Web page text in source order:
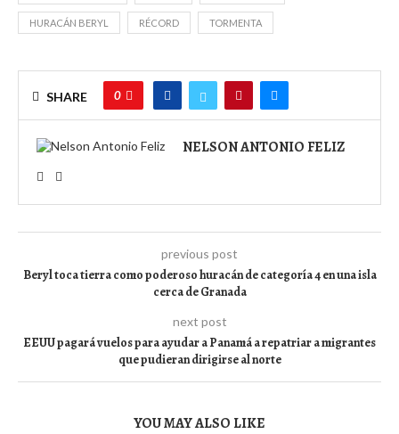
HURACÁN BERYL RÉCORD TORMENTA
SHARE 0
NELSON ANTONIO FELIZ
previous post
Beryl toca tierra como poderoso huracán de categoría 4 en una isla
cerca de Granada
next post
EEUU pagará vuelos para ayudar a Panamá a repatriar a migrantes
que pudieran dirigirse al norte
YOU MAY ALSO LIKE